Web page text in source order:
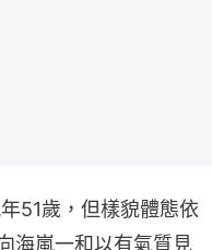
51歲，但樣貌體態依
海嵐一和以有氣質見